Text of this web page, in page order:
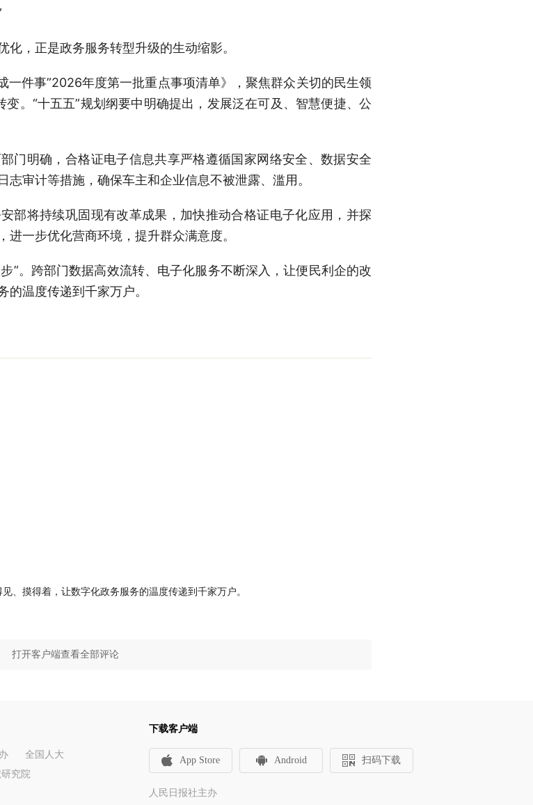
，正是政务服务转型升级的生动缩影。
一件事”2026年度第一批重点事项清单》，聚焦群众关切的民生领
变。“十五五”规划纲要中明确提出，发展泛在可及、智慧便捷、公
门明确，合格证电子信息共享严格遵循国家网络安全、数据安全
审计等措施，确保车主和企业信息不被泄露、滥用。
部将持续巩固现有改革成果，加快推动合格证电子化应用，并探
一步优化营商环境，提升群众满意度。
”。跨部门数据高效流转、电子化服务不断深入，让便民利企的改
温度传递到千家万户。
、摸得着，让数字化政务服务的温度传递到千家万户。
打开客户端查看全部评论
全国人大
究院
下载客户端
App Store Android 扫码下载
人民日报社主办